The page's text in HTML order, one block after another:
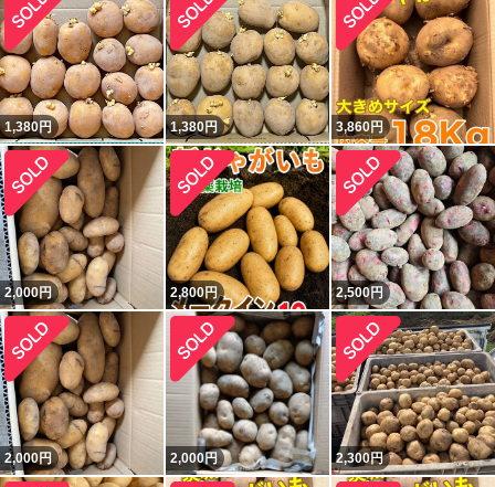
1,380円 1,380円 3,860円
2,000円 2,800円 2,500円
2,000円 2,000円 2,300円